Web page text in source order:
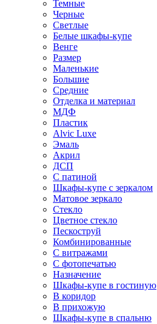
Темные
Черные
Светлые
Белые шкафы-купе
Венге
Размер
Маленькие
Большие
Средние
Отделка и материал
МДФ
Пластик
Alvic Luxe
Эмаль
Акрил
ДСП
С патиной
Шкафы-купе с зеркалом
Матовое зеркало
Стекло
Цветное стекло
Пескоструй
Комбинированные
С витражами
С фотопечатью
Назначение
Шкафы-купе в гостиную
В коридор
В прихожую
Шкафы-купе в спальню